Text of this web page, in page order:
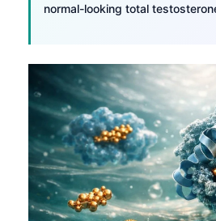
normal-looking total